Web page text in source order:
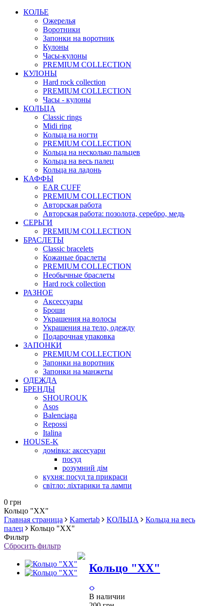
КОЛЬЕ
Ожерелья
Воротники
Запонки на воротник
Кулоны
Часы-кулоны
PREMIUM COLLECTION
КУЛОНЫ
Hard rock collection
PREMIUM COLLECTION
Часы - кулоны
КОЛЬЦА
Classic rings
Midi ring
Кольца на ногти
PREMIUM COLLECTION
Кольца на несколько пальцев
Кольца на весь палец
Кольца на ладонь
КАФФЫ
EAR CUFF
PREMIUM COLLECTION
Авторская работа
Авторская работа: позолота, серебро, медь
СЕРЬГИ
PREMIUM COLLECTION
БРАСЛЕТЫ
Classic bracelets
Кожаные браслеты
PREMIUM COLLECTION
Необычные браслеты
Hard rock collection
РАЗНОЕ
Аксессуары
Броши
Украшения на волосы
Украшения на тело, одежду
Подарочная упаковка
ЗАПОНКИ
PREMIUM COLLECTION
Запонки на воротник
Запонки на манжеты
ОДЕЖДА
БРЕНДЫ
SHOUROUK
Asos
Balenciaga
Repossi
Italina
HOUSE-K
домівка: аксесуари
посуд
розумний дім
кухня: посуд та прикраси
світло: ліхтарики та лампи
0 грн
Кольцо "ХХ"
Главная страница
Kamertab КОЛЬЦА
Кольца на весь
палец
Кольцо "ХХ"
Фильтр
Сбросить фильтр
Кольцо "ХХ"
В наличии